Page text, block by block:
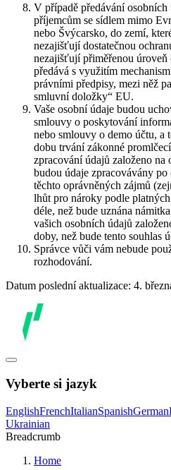
V případě předávání
příjemcům se sídlem mimo
nebo Švýcarsko, do zemí,
nezajišťují dostatečnou
nezajišťují přiměřenou úroveň
předává s využitím
právními předpisy, mezi něž
smluvní doložky“ EU.
Vaše osobní údaje budou
smlouvy o poskytování
nebo smlouvy o demo účtu, a
dobu trvání zákonné
zpracování údajů založeno na
budou údaje zpracovávány
těchto oprávněných zájmů
lhůt pro nároky podle
déle, než bude uznána
vašich osobních údajů
doby, než bude tento souhlas
Správce vůči vám nebude
rozhodování.
Datum poslední aktualizace: 4.
Vyberte si jazyk
EnglishFrenchItalianSpanishGerman
Ukrainian
Breadcrumb
Home